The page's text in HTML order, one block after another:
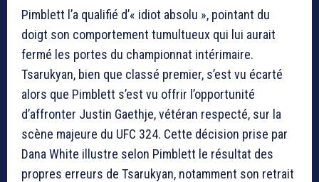
Pimblett l’a qualifié d’« idiot absolu », pointant du
doigt son comportement tumultueux qui lui aurait
fermé les portes du championnat intérimaire.
Tsarukyan, bien que classé premier, s’est vu écarté
alors que Pimblett s’est vu offrir l’opportunité
d’affronter Justin Gaethje, vétéran respecté, sur la
scène majeure du UFC 324. Cette décision prise par
Dana White illustre selon Pimblett le résultat des
propres erreurs de Tsarukyan, notamment son retrait